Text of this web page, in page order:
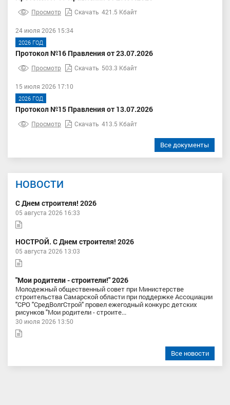
Просмотр Скачать 421.5 Кбайт
24 июля 2026 15:34
2026 ГОД
Протокол №16 Правления от 23.07.2026
Просмотр Скачать 503.3 Кбайт
15 июля 2026 17:10
2026 ГОД
Протокол №15 Правления от 13.07.2026
Просмотр Скачать 413.5 Кбайт
Все документы
НОВОСТИ
С Днем строителя! 2026
05 августа 2026 16:33
НОСТРОЙ. С Днем строителя! 2026
05 августа 2026 13:03
"Мои родители - строители!" 2026
Молодежный общественный совет при Министерстве
строительства Самарской области при поддержке Ассоциации
"СРО "СредВолгСтрой" провел ежегодный конкурс детских
рисунков "Мои родители - строите...
30 июля 2026 13:50
Все новости